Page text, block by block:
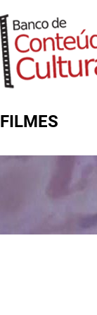
FILMES